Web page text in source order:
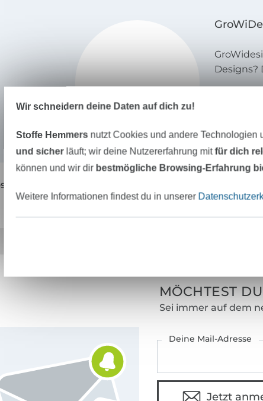
Designs?
zu "GroWiDesign"
MÖCHTEST
Sei immer auf dem
Deine Mail-Adresse
Jetzt
Wir schneidern deine Daten auf dich zu!
Stoffe Hemmers nutzt Cookies und andere Technologien
und sicherläuft; wir deine Nutzererfahrung mitfür dich
können und wir dir bestmögliche Browsing-Erfahrung
Weitere Informationen findest du in unserer